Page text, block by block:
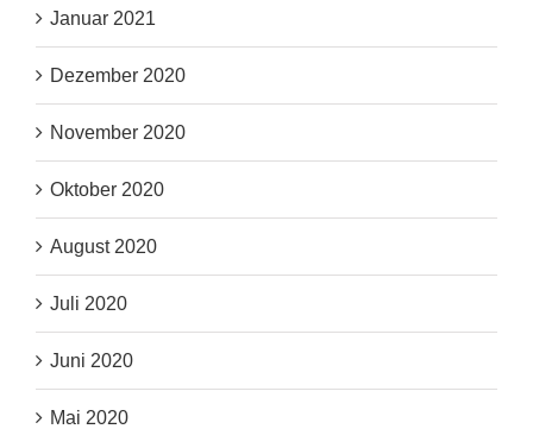
Januar 2021
Dezember 2020
November 2020
Oktober 2020
August 2020
Juli 2020
Juni 2020
Mai 2020